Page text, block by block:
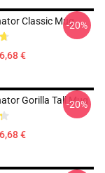
Classic Mug
€
-20%
Gorilla Tall Mug
€
-20%